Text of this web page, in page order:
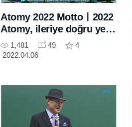
Atomy 2022 Mottoㅣ2022
Atomy, ileriye doğru yeni
bir sıçrama yılı
1,481 49
4
2022.04.06